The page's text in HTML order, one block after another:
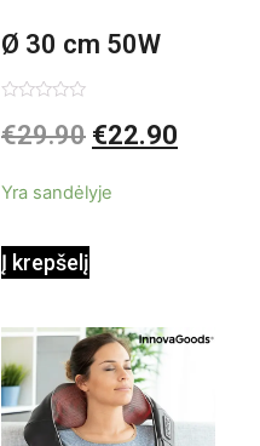
Ø 30 cm 50W
Baltai pilkas
0
iš
€29.90 €22.90
Yra sandėlyje
Į krepšelį